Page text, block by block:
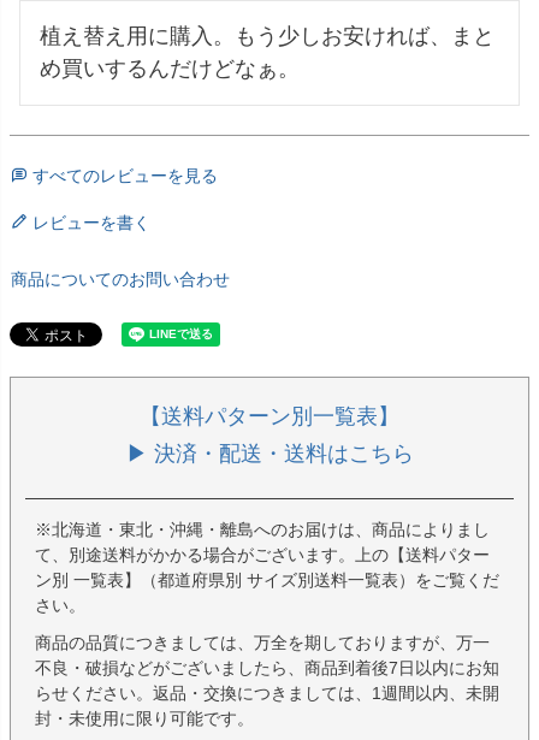
植え替え用に購入。もう少しお安ければ、まと
め買いするんだけどなぁ。
すべてのレビューを見る
レビューを書く
商品についてのお問い合わせ
【送料パターン別一覧表】
▶ 決済・配送・送料はこちら
※北海道・東北・沖縄・離島へのお届けは、商品によりまし
て、別途送料がかかる場合がございます。上の【送料パター
ン別 一覧表】（都道府県別 サイズ別送料一覧表）をご覧くだ
さい。
商品の品質につきましては、万全を期しておりますが、万一
不良・破損などがございましたら、商品到着後7日以内にお知
らせください。返品・交換につきましては、1週間以内、未開
封・未使用に限り可能です。